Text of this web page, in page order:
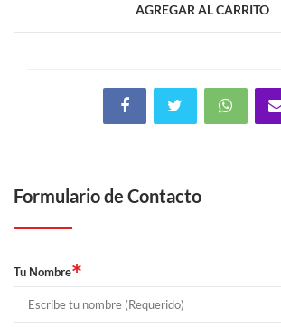
AGREGAR AL CARRITO
Formulario de Contacto
Tu Nombre*